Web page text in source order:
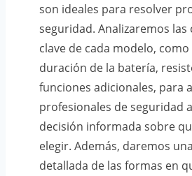
son ideales para resolver
seguridad. Analizaremos las
clave de cada modelo, como
duración de la batería,
funciones adicionales, para
profesionales de seguridad
decisión informada sobre
elegir. Además, daremos
detallada de las formas en